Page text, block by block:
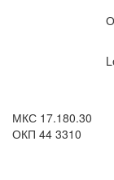
МКС 17.180.30
ОКП 44 3310